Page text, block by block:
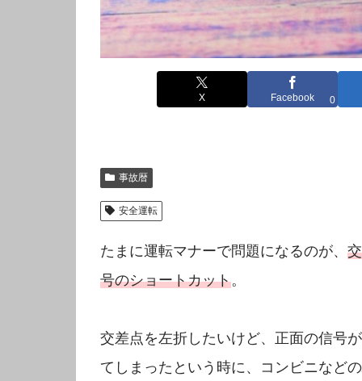
X Facebook 0
事故暦
安全運転
たまに運転マナーで問題になるのが、
号のショートカット。
交差点を左折したいけど、正面の信号
てしまったという時に、コンビニなど